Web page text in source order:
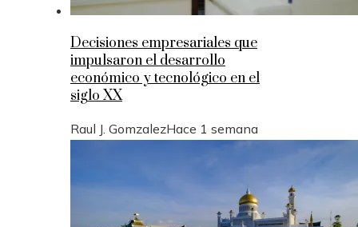
Decisiones empresariales que
impulsaron el desarrollo
económico y tecnológico en el
siglo XX
Raul J. GomzalezHace 1 semana